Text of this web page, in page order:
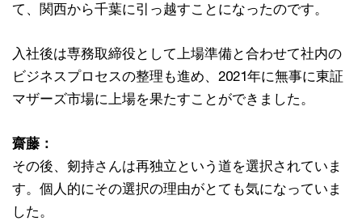
て、関西から千葉に引っ越すことになったのです。
入社後は専務取締役として上場準備と合わせて社内の
ビジネスプロセスの整理も進め、2021年に無事に東証
マザーズ市場に上場を果たすことができました。
齋藤：
その後、剱持さんは再独立という道を選択されていま
す。個人的にその選択の理由がとても気になっていま
した。